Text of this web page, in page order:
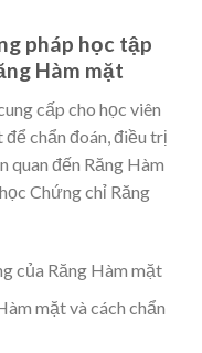
pháp học tập
Hàm mặt
cấp cho học viên
chẩn đoán, điều trị
quan đến Răng Hàm
Chứng chỉ Răng
của Răng Hàm mặt
mặt và cách chẩn